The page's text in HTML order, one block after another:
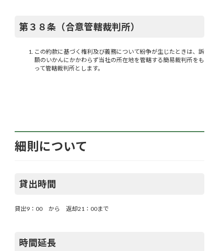
第３８条（合意管轄裁判所）
この約款に基づく権利及び義務について紛争が生じたときは、訴
額のいかんにかかわらず当社の所在地を管轄する簡易裁判所をも
って管轄裁判所とします。
細則について
貸出時間
貸出9：00 から 返却21：00まで
時間延長